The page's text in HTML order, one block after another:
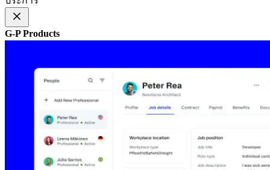
G-P Products​​